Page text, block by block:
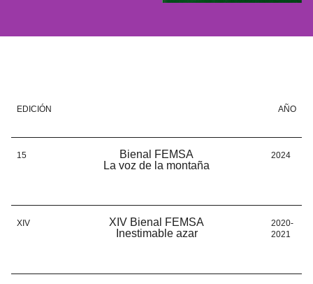
EDICIÓN AÑO
15
Bienal FEMSA
La voz de la montaña
2024
XIV
XIV Bienal FEMSA
Inestimable azar
2020-
2021